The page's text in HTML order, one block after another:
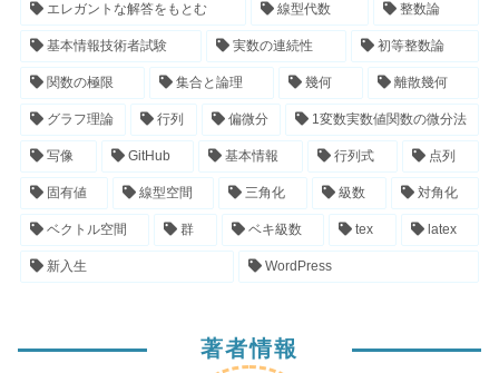
エレガントな解答をもとむ 線型代数 整数論
基本情報技術者試験 実数の連続性 初等整数論
関数の極限 集合と論理 幾何 離散幾何
グラフ理論 行列 偏微分 1変数実数値関数の微分法
写像 GitHub 基本情報 行列式 点列
固有値 線型空間 三角化 級数 対角化
ベクトル空間 群 ベキ級数 tex latex
新入生 WordPress
著者情報